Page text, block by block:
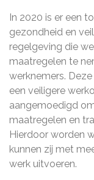
In 2020 is er een
gezondheid en
regelgeving die
maatregelen te
werknemers.
een veiligere
aangemoedigd
maatregelen en
Hierdoor worden
kunnen zij met
werk uitvoeren.